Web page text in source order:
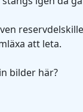
att leta.
bilder här?